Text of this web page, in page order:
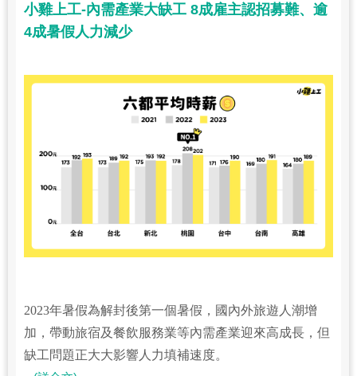
小雞上工-內需產業大缺工 8成雇主認招募難、逾
4成暑假人力減少
2023年暑假為解封後第一個暑假，國內外旅遊人潮增
加，帶動旅宿及餐飲服務業等內需產業迎來高成長，但
缺工問題正大大影響人力填補速度。